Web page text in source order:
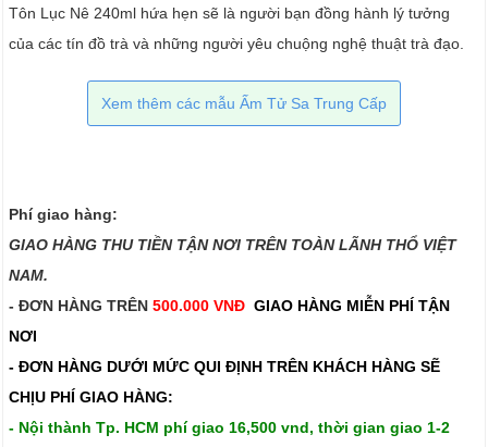
Tôn Lục Nê 240ml hứa hẹn sẽ là người bạn đồng hành lý tưởng
của các tín đồ trà và những người yêu chuộng nghệ thuật trà đạo.
Xem thêm các mẫu Ấm Tử Sa Trung Cấp
Phí giao hàng:
GIAO HÀNG THU TIỀN TẬN NƠI TRÊN TOÀN LÃNH THỔ VIỆT
NAM.​​
- ĐƠN HÀNG TRÊN500.000 VNĐ GIAO HÀNG MIỄN PHÍ TẬN
NƠI
- ĐƠN HÀNG DƯỚI MỨC QUI ĐỊNH TRÊN KHÁCH HÀNG SẼ
CHỊU PHÍ GIAO HÀNG:
- Nội thành Tp. HCM phí giao 16,500 vnd, thời gian giao 1-2